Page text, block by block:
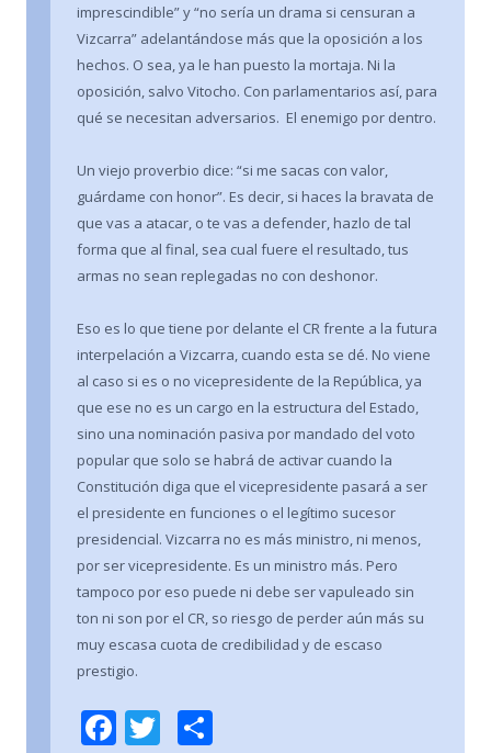
imprescindible” y “no sería un drama si censuran a
Vizcarra” adelantándose más que la oposición a los
hechos. O sea, ya le han puesto la mortaja. Ni la
oposición, salvo Vitocho. Con parlamentarios así, para
qué se necesitan adversarios. El enemigo por dentro.
Un viejo proverbio dice: “si me sacas con valor,
guárdame con honor”. Es decir, si haces la bravata de
que vas a atacar, o te vas a defender, hazlo de tal
forma que al final, sea cual fuere el resultado, tus
armas no sean replegadas no con deshonor.
Eso es lo que tiene por delante el CR frente a la futura
interpelación a Vizcarra, cuando esta se dé. No viene
al caso si es o no vicepresidente de la República, ya
que ese no es un cargo en la estructura del Estado,
sino una nominación pasiva por mandado del voto
popular que solo se habrá de activar cuando la
Constitución diga que el vicepresidente pasará a ser
el presidente en funciones o el legítimo sucesor
presidencial. Vizcarra no es más ministro, ni menos,
por ser vicepresidente. Es un ministro más. Pero
tampoco por eso puede ni debe ser vapuleado sin
ton ni son por el CR, so riesgo de perder aún más su
muy escasa cuota de credibilidad y de escaso
prestigio.
F T